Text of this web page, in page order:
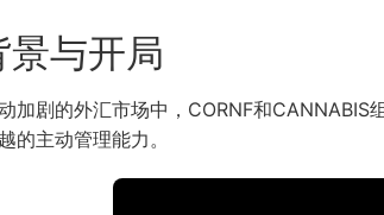
与开局
加剧的外汇市场中，CORNF和
的主动管理能力。